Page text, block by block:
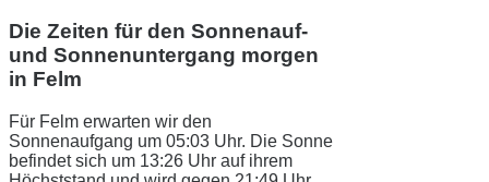
Die Zeiten für den Sonnenauf-
und Sonnenuntergang morgen
in Felm
Für Felm erwarten wir den
Sonnenaufgang um 05:03 Uhr. Die Sonne
befindet sich um 13:26 Uhr auf ihrem